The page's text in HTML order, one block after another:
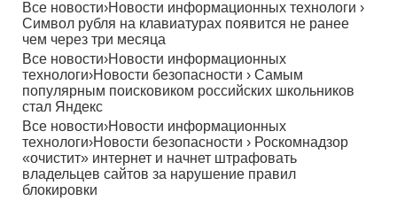
Все новости›Новости информационных технологи ›
Символ рубля на клавиатурах появится не ранее
чем через три месяца
Все новости›Новости информационных
технологи›Новости безопасности ›Самым
популярным поисковиком российских школьников
стал Яндекс
Все новости›Новости информационных
технологи›Новости безопасности › Роскомнадзор
«очистит» интернет и начнет штрафовать
владельцев сайтов за нарушение правил
блокировки